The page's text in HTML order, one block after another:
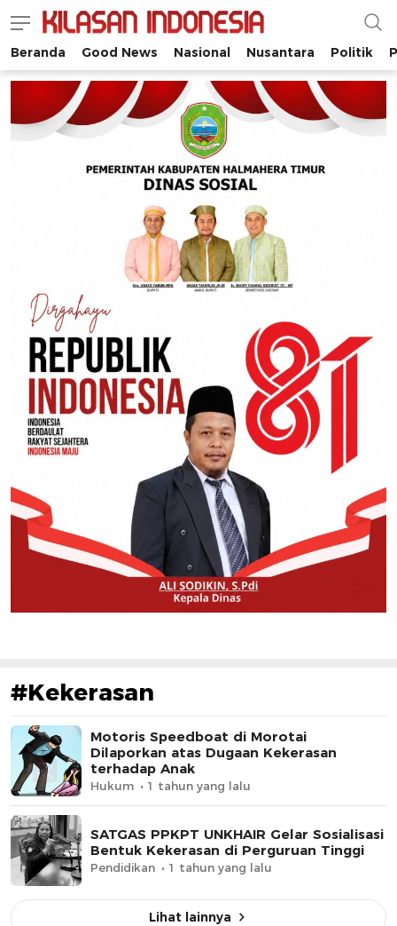
Kilasan Indonesia
Satu-satunya di Indonesia
Beranda Good News Nasional Nusantara Politik
#Kekerasan
Motoris Speedboat di Morotai
Dilaporkan atas Dugaan Kekerasan
terhadap Anak
Hukum 1 tahun yang lalu
SATGAS PPKPT UNKHAIR Gelar Sosialisasi
Bentuk Kekerasan di Perguruan Tinggi
Pendidikan 1 tahun yang lalu
Lihat lainnya